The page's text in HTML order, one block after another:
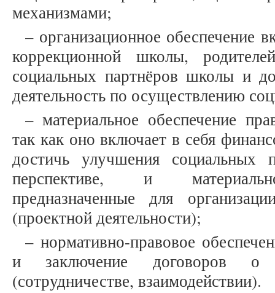
механизмами;
– организационное обеспечение
коррекционной школы,
социальных партнёров школы и
деятельность по осуществлению
– материальное обеспечение
так как оно включает в себя
достичь улучшения социальных
перспективе, и
предназначенные для
(проектной деятельности);
– нормативно-правовое
и заключение договоров о
(сотрудничестве, взаимодействии).